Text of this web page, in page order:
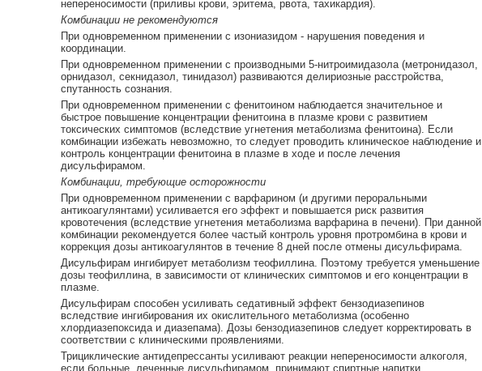
непереносимости (приливы крови, эритема, рвота, тахикардия).
Комбинации не рекомендуются
При одновременном применении с изониазидом - нарушения поведения и
координации.
При одновременном применении с производными 5-нитроимидазола (метронидазол,
орнидазол, секнидазол, тинидазол) развиваются делириозные расстройства,
спутанность сознания.
При одновременном применении с фенитоином наблюдается значительное и
быстрое повышение концентрации фенитоина в плазме крови с развитием
токсических симптомов (вследствие угнетения метаболизма фенитоина). Если
комбинации избежать невозможно, то следует проводить клиническое наблюдение и
контроль концентрации фенитоина в плазме в ходе и после лечения
дисульфирамом.
Комбинации, требующие осторожности
При одновременном применении с варфарином (и другими пероральными
антикоагулянтами) усиливается его эффект и повышается риск развития
кровотечения (вследствие угнетения метаболизма варфарина в печени). При данной
комбинации рекомендуется более частый контроль уровня протромбина в крови и
коррекция дозы антикоагулянтов в течение 8 дней после отмены дисульфирама.
Дисульфирам ингибирует метаболизм теофиллина. Поэтому требуется уменьшение
дозы теофиллина, в зависимости от клинических симптомов и его концентрации в
плазме.
Дисульфирам способен усиливать седативный эффект бензодиазепинов
вследствие ингибирования их окислительного метаболизма (особенно
хлордиазепоксида и диазепама). Дозы бензодиазепинов следует корректировать в
соответствии с клиническими проявлениями.
Трициклические антидепрессанты усиливают реакции непереносимости алкоголя,
если больные, леченные дисульфирамом, принимают спиртные напитки.